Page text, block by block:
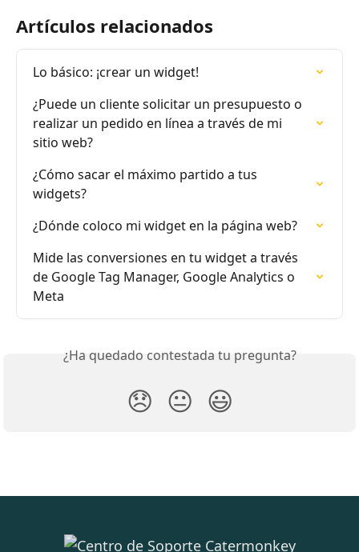
Artículos relacionados
Lo básico: ¡crear un widget!
¿Puede un cliente solicitar un presupuesto o
realizar un pedido en línea a través de mi
sitio web?
¿Cómo sacar el máximo partido a tus
widgets?
¿Dónde coloco mi widget en la página web?
Mide las conversiones en tu widget a través
de Google Tag Manager, Google Analytics o
Meta
¿Ha quedado contestada tu pregunta?
😞 😐 😃